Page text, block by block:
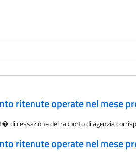
ritenute operate nel mese
di cessazione del rapporto di agenzia
ritenute operate nel mese